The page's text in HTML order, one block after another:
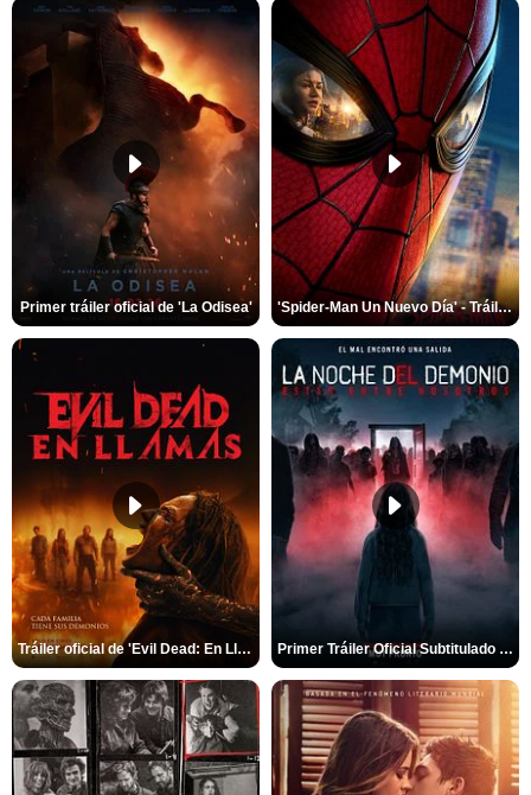
Primer tráiler oficial de 'La Odisea' 'Spider-Man Un Nuevo Día' - Tráiler oficial subtitulado
Tráiler oficial de 'Evil Dead: En Llamas' Primer Tráiler Oficial Subtitulado de 'La Noche Del Demonio: Están Entre Nosotros'